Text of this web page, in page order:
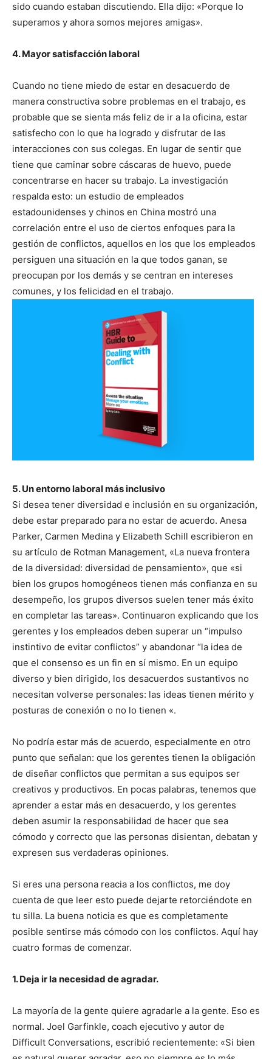
sido cuando estaban discutiendo. Ella dijo: «Porque lo
superamos y ahora somos mejores amigas».
4. Mayor satisfacción laboral
Cuando no tiene miedo de estar en desacuerdo de
manera constructiva sobre problemas en el trabajo, es
probable que se sienta más feliz de ir a la oficina, estar
satisfecho con lo que ha logrado y disfrutar de las
interacciones con sus colegas. En lugar de sentir que
tiene que caminar sobre cáscaras de huevo, puede
concentrarse en hacer su trabajo. La investigación
respalda esto: un estudio de empleados
estadounidenses y chinos en China mostró una
correlación entre el uso de ciertos enfoques para la
gestión de conflictos, aquellos en los que los empleados
persiguen una situación en la que todos ganan, se
preocupan por los demás y se centran en intereses
comunes, y los felicidad en el trabajo.
5. Un entorno laboral más inclusivo
Si desea tener diversidad e inclusión en su organización,
debe estar preparado para no estar de acuerdo. Anesa
Parker, Carmen Medina y Elizabeth Schill escribieron en
su artículo de Rotman Management, «La nueva frontera
de la diversidad: diversidad de pensamiento», que «si
bien los grupos homogéneos tienen más confianza en su
desempeño, los grupos diversos suelen tener más éxito
en completar las tareas». Continuaron explicando que los
gerentes y los empleados deben superar un “impulso
instintivo de evitar conflictos” y abandonar “la idea de
que el consenso es un fin en sí mismo. En un equipo
diverso y bien dirigido, los desacuerdos sustantivos no
necesitan volverse personales: las ideas tienen mérito y
posturas de conexión o no lo tienen «.
No podría estar más de acuerdo, especialmente en otro
punto que señalan: que los gerentes tienen la obligación
de diseñar conflictos que permitan a sus equipos ser
creativos y productivos. En pocas palabras, tenemos que
aprender a estar más en desacuerdo, y los gerentes
deben asumir la responsabilidad de hacer que sea
cómodo y correcto que las personas disientan, debatan y
expresen sus verdaderas opiniones.
Si eres una persona reacia a los conflictos, me doy
cuenta de que leer esto puede dejarte retorciéndote en
tu silla. La buena noticia es que es completamente
posible sentirse más cómodo con los conflictos. Aquí hay
cuatro formas de comenzar.
1. Deja ir la necesidad de agradar.
La mayoría de la gente quiere agradarle a la gente. Eso es
normal. Joel Garfinkle, coach ejecutivo y autor de
Difficult Conversations, escribió recientemente: «Si bien